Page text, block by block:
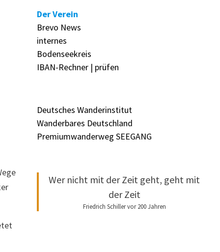
Der Verein
Brevo News
internes
Bodenseekreis
IBAN-Rechner | prüfen
Deutsches Wanderinstitut
Wanderbares Deutschland
Premiumwanderweg SEEGANG
Wer nicht mit der Zeit geht, geht mit
der Zeit
Friedrich Schiller vor 200 Jahren